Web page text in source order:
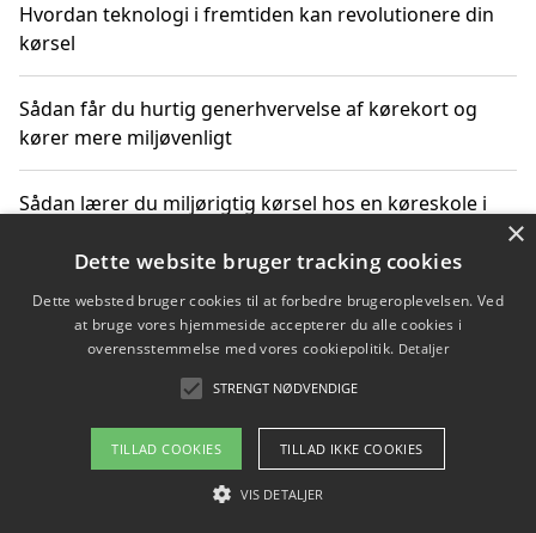
Hvordan teknologi i fremtiden kan revolutionere din
kørsel
Sådan får du hurtig generhvervelse af kørekort og
kører mere miljøvenligt
Sådan lærer du miljørigtig kørsel hos en køreskole i
Copyright 2026 - Pilanto Aps
Om / kontakt
×
Dette website bruger tracking cookies
Dette websted bruger cookies til at forbedre brugeroplevelsen. Ved
at bruge vores hjemmeside accepterer du alle cookies i
overensstemmelse med vores cookiepolitik. Detaljer
STRENGT NØDVENDIGE
TILLAD COOKIES TILLAD IKKE COOKIES
VIS DETALJER